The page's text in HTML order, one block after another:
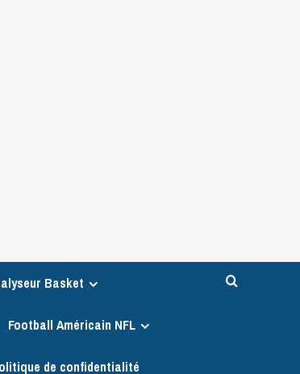
Basket
Football Américain NFL
de confidentialité